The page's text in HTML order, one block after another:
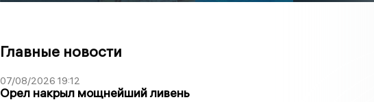
Главные новости
07/08/2026 19:12
Орел накрыл мощнейший ливень